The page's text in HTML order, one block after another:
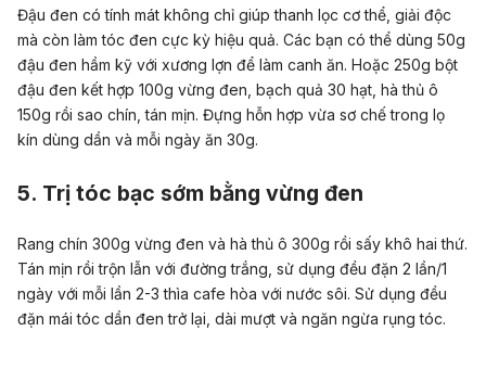
Đậu đen có tính mát không chỉ giúp thanh lọc cơ thể, giải độc
mà còn làm tóc đen cực kỳ hiệu quả. Các bạn có thể dùng 50g
đậu đen hầm kỹ với xương lợn để làm canh ăn. Hoặc 250g bột
đậu đen kết hợp 100g vừng đen, bạch quả 30 hạt, hà thủ ô
150g rồi sao chín, tán mịn. Đựng hỗn hợp vừa sơ chế trong lọ
kín dùng dần và mỗi ngày ăn 30g.
5. Trị tóc bạc sớm bằng vừng đen
Rang chín 300g vừng đen và hà thủ ô 300g rồi sấy khô hai thứ.
Tán mịn rồi trộn lẫn với đường trắng, sử dụng đều đặn 2 lần/1
ngày với mỗi lần 2-3 thìa cafe hòa với nước sôi. Sử dụng đều
đặn mái tóc dần đen trở lại, dài mượt và ngăn ngừa rụng tóc.